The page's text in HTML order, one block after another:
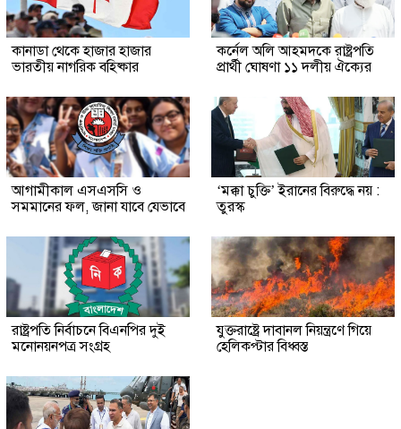
কানাডা থেকে হাজার হাজার
ভারতীয় নাগরিক বহিষ্কার
কর্নেল অলি আহমদকে রাষ্ট্রপতি
প্রার্থী ঘোষণা ১১ দলীয় ঐক্যের
আগামীকাল এসএসসি ও
সমমানের ফল, জানা যাবে যেভাবে
‘মক্কা চুক্তি’ ইরানের বিরুদ্ধে নয় :
তুরস্ক
রাষ্ট্রপতি নির্বাচনে বিএনপির দুই
মনোনয়নপত্র সংগ্রহ
যুক্তরাষ্ট্রে দাবানল নিয়ন্ত্রণে গিয়ে
হেলিকপ্টার বিধ্বস্ত